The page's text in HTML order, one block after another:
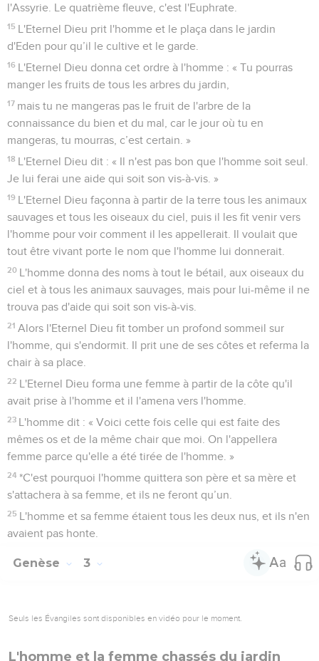
l'Assyrie. Le quatrième fleuve, c'est l'Euphrate.
15 L'Eternel Dieu prit l'homme et le plaça dans le jardin
d'Eden pour qu’il le cultive et le garde.
16 L'Eternel Dieu donna cet ordre à l'homme : « Tu pourras
manger les fruits de tous les arbres du jardin,
17 mais tu ne mangeras pas le fruit de l'arbre de la
connaissance du bien et du mal, car le jour où tu en
mangeras, tu mourras, c’est certain. »
18 L'Eternel Dieu dit : « Il n'est pas bon que l'homme soit seul.
Je lui ferai une aide qui soit son vis-à-vis. »
19 L'Eternel Dieu façonna à partir de la terre tous les animaux
sauvages et tous les oiseaux du ciel, puis il les fit venir vers
l'homme pour voir comment il les appellerait. Il voulait que
tout être vivant porte le nom que l'homme lui donnerait.
20 L'homme donna des noms à tout le bétail, aux oiseaux du
ciel et à tous les animaux sauvages, mais pour lui-même il ne
trouva pas d'aide qui soit son vis-à-vis.
21 Alors l'Eternel Dieu fit tomber un profond sommeil sur
l'homme, qui s'endormit. Il prit une de ses côtes et referma la
chair à sa place.
22 L'Eternel Dieu forma une femme à partir de la côte qu'il
avait prise à l'homme et il l'amena vers l'homme.
23 L'homme dit : « Voici cette fois celle qui est faite des
mêmes os et de la même chair que moi. On l'appellera
femme parce qu'elle a été tirée de l'homme. »
24 *C'est pourquoi l'homme quittera son père et sa mère et
s'attachera à sa femme, et ils ne feront qu’un.
25 L'homme et sa femme étaient tous les deux nus, et ils n'en
avaient pas honte.
Genèse 3
Seuls les Évangiles sont disponibles en vidéo pour le moment.
L'homme et la femme chassés du jardin